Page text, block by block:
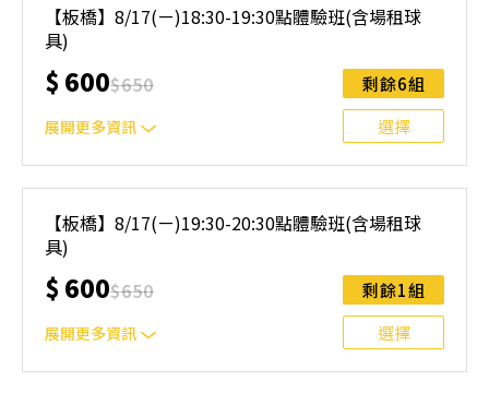
制。歡迎邀請親友一同報名參加，享受團體運動樂趣！ 如
人數未達開班門檻，或因天候不佳無法如期舉行，POA將視
情況安排延期或併班處理。 ⚠️ 報名完成後，如因天候因素
無法上課，僅提供課程延期選項，恕不退費，請參閱【報名
與課程異動規則】。報名後視為您已同意上述規則。
【板橋】8/17(ㄧ)18:30-19:30點體驗班(含場租球
具)
$ 600$650
展開更多資訊
剩餘6組
選擇
制。歡迎邀請親友一同報名參加，享受團體運動樂趣！ 如
人數未達開班門檻，或因天候不佳無法如期舉行，POA將視
情況安排延期或併班處理。 ⚠️ 報名完成後，如因天候因素
無法上課，僅提供課程延期選項，恕不退費，請參閱【報名
與課程異動規則】。報名後視為您已同意上述規則。
【板橋】8/17(ㄧ)19:30-20:30點體驗班(含場租球
具)
$ 600$650
展開更多資訊
剩餘1組
選擇